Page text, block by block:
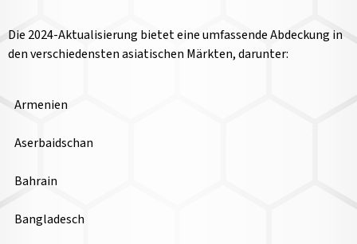
Die 2024-Aktualisierung bietet eine umfassende Abdeckung in
den verschiedensten asiatischen Märkten, darunter:
Armenien
Aserbaidschan
Bahrain
Bangladesch